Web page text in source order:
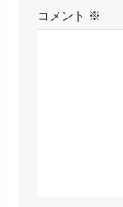
コメント ※